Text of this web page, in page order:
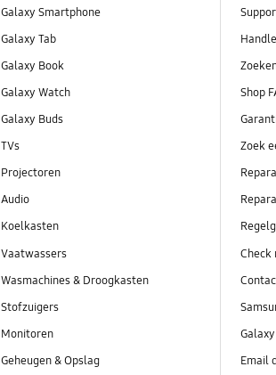
Galaxy Smartphone
Galaxy Tab
Galaxy Book
Galaxy Watch
Galaxy Buds
TVs
Projectoren
Audio
Koelkasten
Vaatwassers
Wasmachines & Droogkasten
Stofzuigers
Monitoren
Geheugen & Opslag
Shop
Zoek
Check
Email